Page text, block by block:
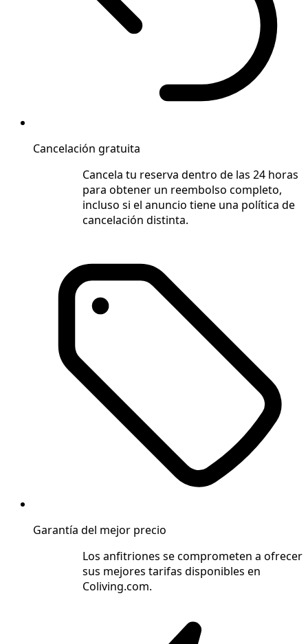
Cancelación gratuita
Cancela tu reserva dentro de las 24 horas
para obtener un reembolso completo,
incluso si el anuncio tiene una política de
cancelación distinta.
Garantía del mejor precio
Los anfitriones se comprometen a ofrecer
sus mejores tarifas disponibles en
Coliving.com.